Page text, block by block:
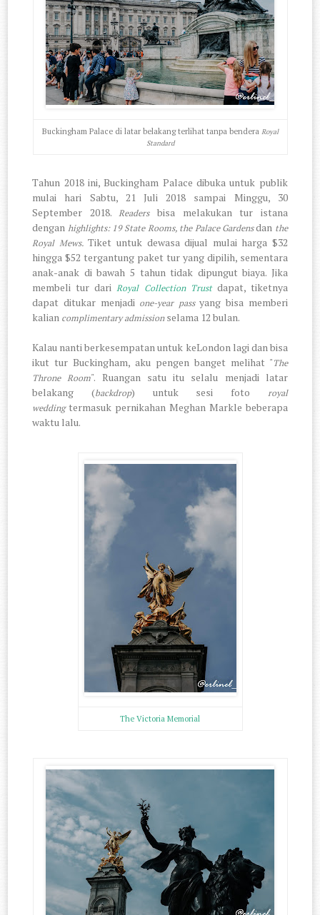
Buckingham Palace di latar belakang terlihat tanpa bendera Royal
Standard
Tahun 2018 ini, Buckingham Palace dibuka untuk publik
mulai hari Sabtu, 21 Juli 2018 sampai Minggu, 30
September 2018.Readersbisa melakukan tur istana
dengan highlights: 19 State Rooms, the Palace Gardensdan the
Royal Mews.Tiket untuk dewasa dijual mulai harga $32
hingga $52 tergantung paket tur yang dipilih, sementara
anak-anak di bawah 5 tahun tidak dipungut biaya. Jika
membeli tur dariRoyal Collection Trust dapat, tiketnya
dapat ditukar menjadi one-year passyang bisa memberi
kalian complimentary admissionselama 12 bulan.
Kalau nanti berkesempatan untuk keLondon lagi dan bisa
ikut tur Buckingham, aku pengen banget melihat "The
Throne Room". Ruangan satu itu selalu menjadi latar
belakang (backdrop) untuk sesi foto royal
weddingtermasuk pernikahan Meghan Markle beberapa
waktu lalu.
The Victoria Memorial